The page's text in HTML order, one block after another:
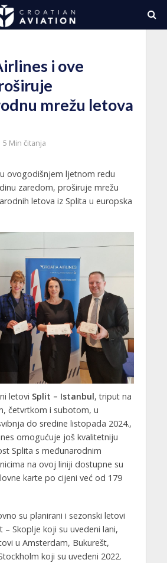
i ove
mrežu letova
5 Min čitanja
ovogodišnjem ljetnom redu
zaredom, proširuje mrežu
letova iz Splita u europska
letovi Split – Istanbul, triput na
četvrtkom i subotom, u
do sredine listopada 2024.,
omogućuje još kvalitetniju
Splita s međunarodnim
na ovoj liniji dostupne su
karte po cijeni već od 179
su planirani i sezonski letovi
– Skoplje koji su uvedeni lani,
u Amsterdam, Bukurešt,
koji su uvedeni 2022.